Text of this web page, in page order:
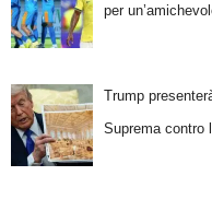
per
Trump
Suprema contro